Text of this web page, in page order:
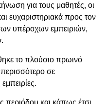
για τους μαθητές, οι
ευχαριστηριακά προς τον
υπέροχων εμπειριών,
το πλούσιο πρωινό
σε
εμπειρίες.
περιόδου και κάπως έτσι